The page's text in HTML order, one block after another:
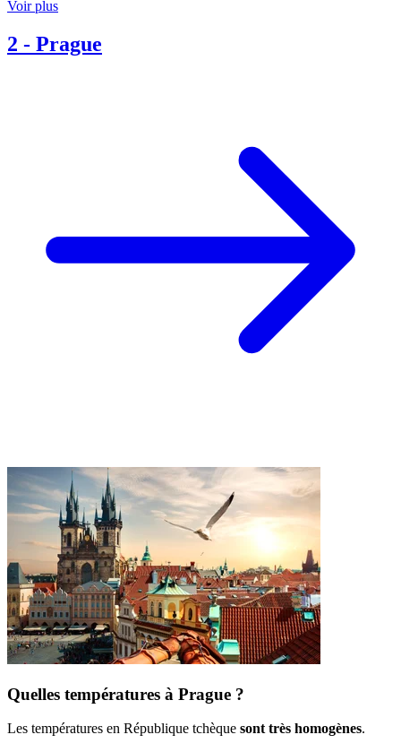
Voir plus
2 - Prague
Quelles températures à Prague ?
Les températures en République tchèque sont très homogènes.